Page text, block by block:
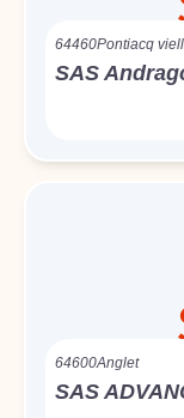
64460Pontiacq
SAS
64600Anglet
SAS